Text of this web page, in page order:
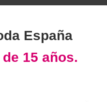
España
15 años.